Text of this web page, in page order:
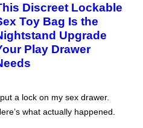
Discreet Lockable
Toy Bag Is the
Upgrade
Play Drawer
a lock on my sex drawer.
what actually happened.